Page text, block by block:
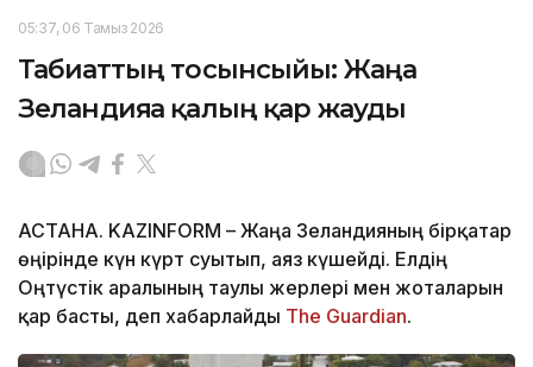
05:37, 06 Тамыз 2026
Табиғаттың тосынсыйы: Жаңа
Зеландияға қалың қар жауды
АСТАНА. KAZINFORM – Жаңа Зеландияның бірқатар
өңірінде күн күрт суытып, аяз күшейді. Елдің
Оңтүстік аралының таулы жерлері мен жоталарын
қар басты, деп хабарлайды The Guardian.